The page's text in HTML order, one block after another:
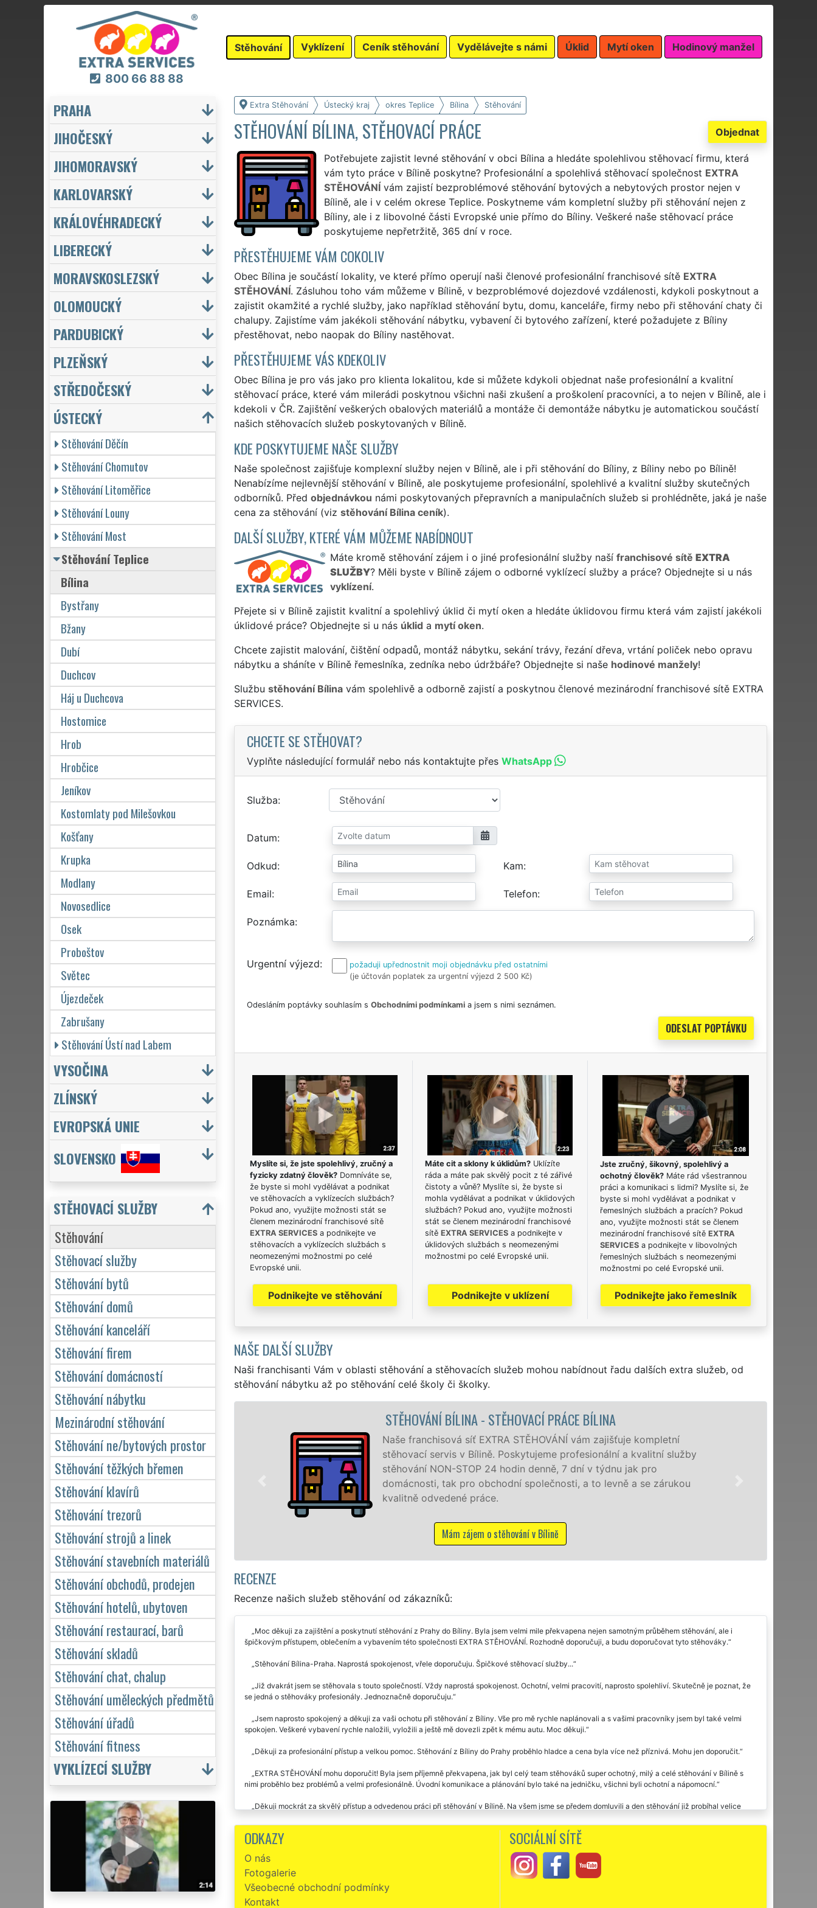
800 66 88 88
Stěhování Vyklízení Ceník stěhování Vydělávejte s námi Úklid Mytí oken Hodinový manžel
Extra Stěhování Ústecký kraj okres Teplice Bílina Stěhování
Objednat
STĚHOVÁNÍ BÍLINA, STĚHOVACÍ PRÁCE
Potřebujete zajistit levné stěhování v obci Bílina a hledáte spolehlivou stěhovací firmu, která
vám tyto práce v Bílině poskytne? Profesionální a spolehlivá stěhovací společnost EXTRA
STĚHOVÁNÍvám zajistí bezproblémové stěhování bytových a nebytových prostor nejen v
Bílině, ale i v celém okrese Teplice. Poskytneme vám kompletní služby při stěhování nejen z
Bíliny, ale i z libovolné části Evropské unie přímo do Bíliny. Veškeré naše stěhovací práce
poskytujeme nepřetržitě, 365 dní v roce.
PŘESTĚHUJEME VÁM COKOLIV
Obec Bílina je součástí lokality, ve které přímo operují naši členové profesionální franchisové sítě EXTRA
STĚHOVÁNÍ. Zásluhou toho vám můžeme v Bílině, v bezproblémové dojezdové vzdálenosti, kdykoli poskytnout a
zajistit okamžité a rychlé služby, jako například stěhování bytu, domu, kanceláře, firmy nebo při stěhování chaty či
chalupy. Zajistíme vám jakékoli stěhování nábytku, vybavení či bytového zařízení, které požadujete z Bíliny
přestěhovat, nebo naopak do Bíliny nastěhovat.
PŘESTĚHUJEME VÁS KDEKOLIV
Obec Bílina je pro vás jako pro klienta lokalitou, kde si můžete kdykoli objednat naše profesionální a kvalitní
stěhovací práce, které vám milerádi poskytnou všichni naši zkušení a proškolení pracovníci, a to nejen v Bílině, ale i
kdekoli v ČR. Zajištění veškerých obalových materiálů a montáže či demontáže nábytku je automatickou součástí
našich stěhovacích služeb poskytovaných v Bílině.
KDE POSKYTUJEME NAŠE SLUŽBY
Naše společnost zajišťuje komplexní služby nejen v Bílině, ale i při stěhování do Bíliny, z Bíliny nebo po Bílině!
Nenabízíme nejlevnější stěhování v Bílině, ale poskytujeme profesionální, spolehlivé a kvalitní služby skutečných
odborníků. Před objednávkou námi poskytovaných přepravních a manipulačních služeb si prohlédněte, jaká je naše
cena za stěhování (viz stěhování Bílina ceník).
DALŠÍ SLUŽBY, KTERÉ VÁM MŮŽEME NABÍDNOUT
Máte kromě stěhování zájem i o jiné profesionální služby naší franchisové sítě EXTRA
SLUŽBY? Měli byste v Bílině zájem o odborné vyklízecí služby a práce? Objednejte si u nás
vyklízení.
Přejete si v Bílině zajistit kvalitní a spolehlivý úklid či mytí oken a hledáte úklidovou firmu která vám zajistí jakékoli
úklidové práce? Objednejte si u nás úklid a mytí oken.
Chcete zajistit malování, čištění odpadů, montáž nábytku, sekání trávy, řezání dřeva, vrtání poliček nebo opravu
nábytku a sháníte v Bílině řemeslníka, zedníka nebo údržbáře? Objednejte si naše hodinové manžely!
Službu stěhování Bílinavám spolehlivě a odborně zajistí a poskytnou členové mezinárodní franchisové sítě EXTRA
SERVICES.
CHCETE SE STĚHOVAT?
Vyplňte následující formulář nebo nás kontaktujte přes WhatsApp
Služba
Datum
Odkud Kam
Email Telefon
Poznámka
Urgentní výjezd
požaduji upřednostnit moji objednávku před ostatními
(je účtován poplatek za urgentní výjezd 2 500 Kč)
Odesláním poptávky souhlasím s Obchodními podmínkamia jsem s nimi seznámen.
Myslíte si, že jste spolehlivý, zručný a
fyzicky zdatný člověk?Domníváte se,
že byste si mohl vydělávat a podnikat
ve stěhovacích a vyklízecích službách?
Pokud ano, využijte možnosti stát se
členem mezinárodní franchisové sítě
EXTRA SERVICESa podnikejte ve
stěhovacích a vyklízecích službách s
neomezenými možnostmi po celé
Evropské unii.
Podnikejte ve stěhování
Máte cit a sklony k úklidům?Uklízíte
ráda a máte pak skvělý pocit z té zářivé
čistoty a vůně? Myslíte si, že byste si
mohla vydělávat a podnikat v úklidových
službách? Pokud ano, využijte možnosti
stát se členem mezinárodní franchisové
sítě EXTRA SERVICESa podnikejte v
úklidových službách s neomezenými
možnostmi po celé Evropské unii.
Podnikejte v uklízení
Jste zručný, šikovný, spolehlivý a
ochotný člověk? Máte rád všestrannou
práci a komunikaci s lidmi? Myslíte si, že
byste si mohl vydělávat a podnikat v
řemeslných službách a pracích? Pokud
ano, využijte možnosti stát se členem
mezinárodní franchisové sítě EXTRA
SERVICES a podnikejte v libovolných
řemeslných službách s neomezenými
možnostmi po celé Evropské unii.
Podnikejte jako řemeslník
NAŠE DALŠÍ SLUŽBY
Naši franchisanti Vám v oblasti stěhování a stěhovacích služeb mohou nabídnout řadu dalších extra služeb, od
stěhování nábytku až po stěhování celé školy či školky.
- STĚHOVACÍ PRÁCE BÍLINA
síť EXTRA STĚHOVÁNÍ vám zajišťuje kompletní
v Bílině. Poskytujeme profesionální a kvalitní služby
STOP 24 hodin denně, 7 dní v týdnu jak pro
pro obchodní společnosti, a to levně a se zárukou
zájem o stěhování v Bílině
STĚHOVACÍ SLUŽBA BÍLINA - STĚHOVACÍ FIRMA BÍLINA
Poskytujeme stěhovací služby v Bílině na špičkové úrovni se
speciální stěhovací technikou. Tyto služby zajišťujeme
domácnostem i firmám v celém okresu Teplice se zárukou kvality
franchisové sítě EXTRA STĚHOVÁNÍ. Nabízíme stěhovací služby
NON-STOP včetně víkendů a svátků bez příplatků.
Mám zájem o stěhovací služby v Bílině
RECENZE
Recenze našich služeb stěhování od zákazníků:
Moc děkuji za zajištění a poskytnutí stěhování z Prahy do Bíliny. Byla jsem velmi mile překvapena nejen samotným průběhem stěhování, ale i
špičkovým přístupem, oblečením a vybavením této společnosti EXTRA STĚHOVÁNÍ. Rozhodně doporučuji, a budu doporučovat tyto stěhováky.
Stěhování Bílina-Praha. Naprostá spokojenost, vřele doporučuju. Špičkové stěhovací služby...
Již dvakrát jsem se stěhovala s touto společností. Vždy naprostá spokojenost. Ochotní, velmi pracovití, naprosto spolehliví. Skutečně je poznat, že
se jedná o stěhováky profesionály. Jednoznačně doporučuju.
Jsem naprosto spokojený a děkuji za vaši ochotu při stěhování z Bíliny. Vše pro mě rychle naplánovali a s vašimi pracovníky jsem byl také velmi
spokojen. Veškeré vybavení rychle naložili, vyložili a ještě mě dovezli zpět k mému autu. Moc děkuji.
Děkuji za profesionální přístup a velkou pomoc. Stěhování z Bíliny do Prahy proběhlo hladce a cena byla více než příznivá. Mohu jen doporučit.
EXTRA STĚHOVÁNÍ mohu doporučit! Byla jsem příjemně překvapena, jak byl celý team stěhováků super ochotný, milý a celé stěhování v Bílině s
nimi proběhlo bez problémů a velmi profesionálně. Úvodní komunikace a plánování bylo také na jedničku, všichni byli ochotní a nápomocní.
Děkuji mockrát za skvělý přístup a odvedenou práci při stěhování v Bílině. Na všem jsme se předem domluvili a den stěhování již probíhal velice
problémů, pánové jsou milý a v novém bytě mi pomohli rozmístit větší nábytek, jak jsem si přála.
Precizní, slušní, milí a velmi ochotní. Skutečně mohu vřele doporučit. Již jsem v Bílině využila dvakrát stěhovací službu této společnosti EXTRA
STĚHOVÁNÍ. Jejich přístup k práci předčil moje očekávání. Ještě jednou vám touto cestou moc děkuji za stěhování.
Stěhování Bílina -Prešov. Velká spokojenost se stěhováním i cenou. Děkuji a doporučuji. Díky za vaši ochotu.
ODKAZY
O nás
Fotogalerie
Všeobecné obchodní podmínky
Kontakt
SOCIÁLNÍ SÍTĚ
PRAHA
JIHOČESKÝ
JIHOMORAVSKÝ
KARLOVARSKÝ
KRÁLOVÉHRADECKÝ
LIBERECKÝ
MORAVSKOSLEZSKÝ
OLOMOUCKÝ
PARDUBICKÝ
PLZEŇSKÝ
STŘEDOČESKÝ
ÚSTECKÝ
Stěhování Děčín
Stěhování Chomutov
Stěhování Litoměřice
Stěhování Louny
Stěhování Most
Stěhování Teplice
Bílina
Bystřany
Bžany
Dubí
Duchcov
Háj u Duchcova
Hostomice
Hrob
Hrobčice
Jeníkov
Kostomlaty pod Milešovkou
Košťany
Krupka
Modlany
Novosedlice
Osek
Proboštov
Světec
Újezdeček
Zabrušany
Stěhování Ústí nad Labem
VYSOČINA
ZLÍNSKÝ
EVROPSKÁ UNIE
SLOVENSKO
STĚHOVACÍ SLUŽBY
Stěhování
Stěhovací služby
Stěhování bytů
Stěhování domů
Stěhování kanceláří
Stěhování firem
Stěhování domácností
Stěhování nábytku
Mezinárodní stěhování
Stěhování ne/bytových prostor
Stěhování těžkých břemen
Stěhování klavírů
Stěhování trezorů
Stěhování strojů a linek
Stěhování stavebních materiálů
Stěhování obchodů, prodejen
Stěhování hotelů, ubytoven
Stěhování restaurací, barů
Stěhování skladů
Stěhování chat, chalup
Stěhování uměleckých předmětů
Stěhování úřadů
Stěhování fitness
VYKLÍZECÍ SLUŽBY